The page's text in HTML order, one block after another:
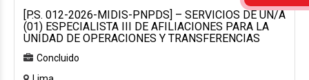
[P.S. 012-2026-MIDIS-PNPDS] – SERVICIOS DE UN/A
(01) ESPECIALISTA III DE AFILIACIONES PARA LA
UNIDAD DE OPERACIONES Y TRANSFERENCIAS
Concluido